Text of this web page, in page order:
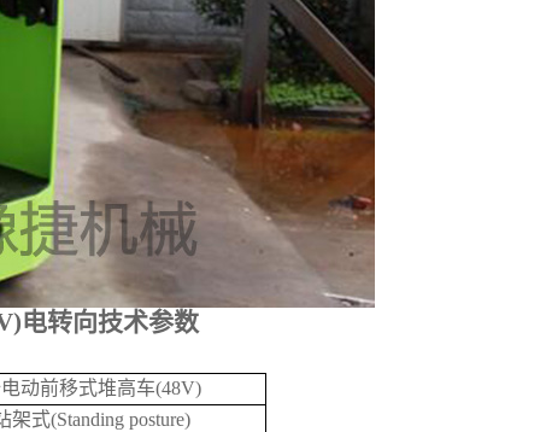
电转向技术参数
动前移式堆高车(48V)
架式(Standing posture)